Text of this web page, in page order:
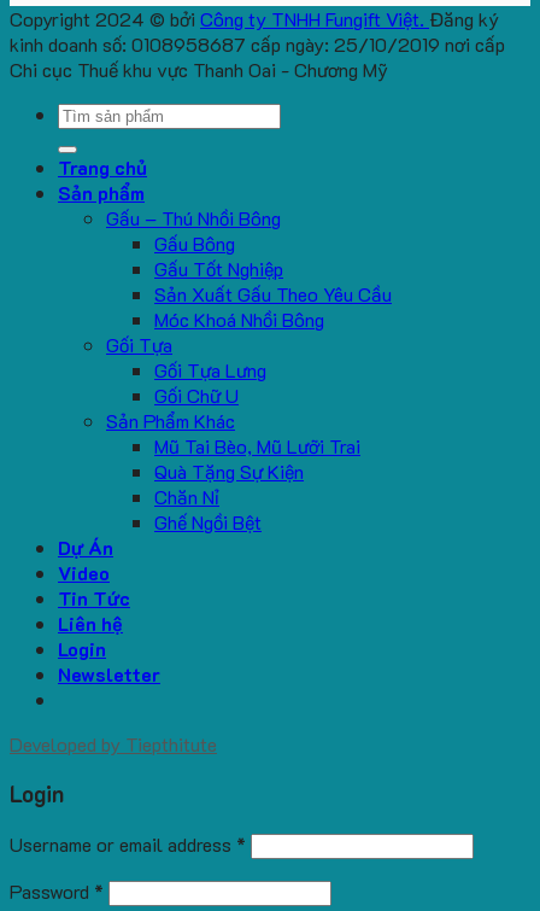
Copyright 2024 © bởi Công ty TNHH Fungift Việt. Đăng ký
kinh doanh số: 0108958687 cấp ngày: 25/10/2019 nơi cấp
Chi cục Thuế khu vực Thanh Oai - Chương Mỹ
Search
for:
Trang chủ
Sản phẩm
Gấu – Thú Nhồi Bông
Gấu Bông
Gấu Tốt Nghiệp
Sản Xuất Gấu Theo Yêu Cầu
Móc Khoá Nhồi Bông
Gối Tựa
Gối Tựa Lưng
Gối Chữ U
Sản Phẩm Khác
Mũ Tai Bèo, Mũ Lưỡi Trai
Quà Tặng Sự Kiện
Chăn Nỉ
Ghế Ngồi Bệt
Dự Án
Video
Tin Tức
Liên hệ
Login
Newsletter
Developed by Tiepthitute
Login
Username or email address *
Password *